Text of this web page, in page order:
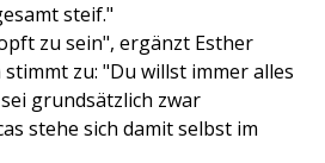
steif."
zu sein", ergänzt Esther
zu: "Du willst immer alles
grundsätzlich zwar
stehe sich damit selbst im